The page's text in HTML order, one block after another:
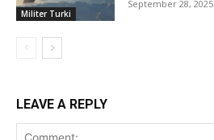
Militer Turki
September 28, 2025
LEAVE A REPLY